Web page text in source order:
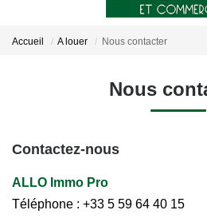
LOUER
NOTRE
Accueil A louer Nous contacter
Nous
Contactez-nous
ALLO Immo Pro
Téléphone : +33 5 59 64 40 15